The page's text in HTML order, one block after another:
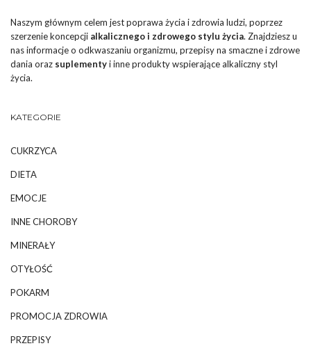
Naszym głównym celem jest poprawa życia i zdrowia ludzi, poprzez
szerzenie koncepcji alkalicznego i zdrowego stylu życia. Znajdziesz u
nas informacje o odkwaszaniu organizmu, przepisy na smaczne i zdrowe
dania oraz suplementyi inne produkty wspierające alkaliczny styl
życia.
KATEGORIE
CUKRZYCA
DIETA
EMOCJE
INNE CHOROBY
MINERAŁY
OTYŁOŚĆ
POKARM
PROMOCJA ZDROWIA
PRZEPISY